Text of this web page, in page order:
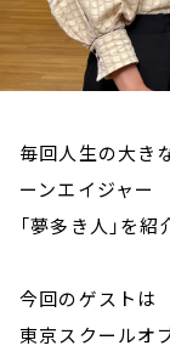
毎回人生の大き
ーンエイジャー
「夢多き人」を紹
今回のゲストは
東京スクールオ